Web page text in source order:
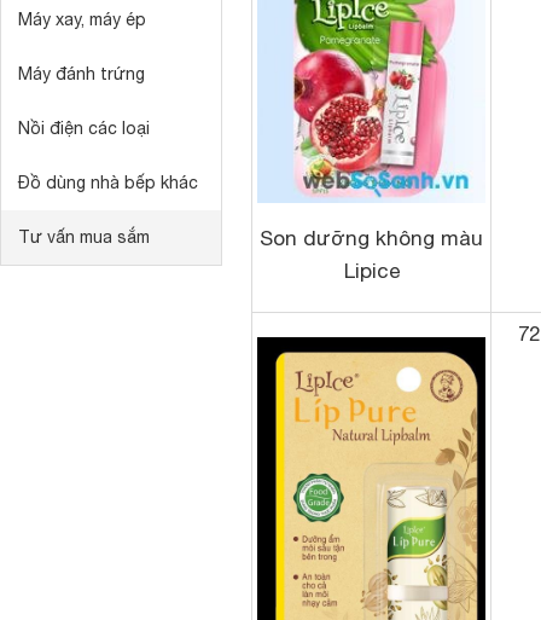
Máy xay, máy ép
Máy đánh trứng
Nồi điện các loại
Đồ dùng nhà bếp khác
Tư vấn mua sắm
Son dưỡng không màu
Lipice